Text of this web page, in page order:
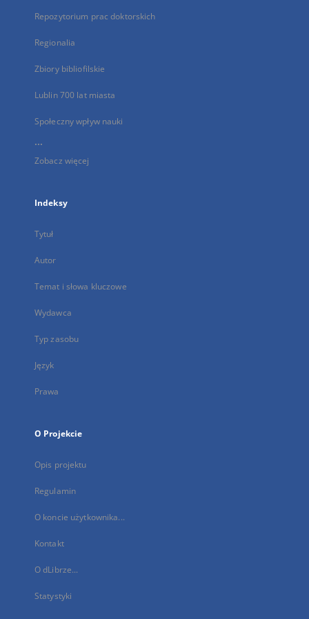
Repozytorium prac doktorskich
Regionalia
Zbiory bibliofilskie
Lublin 700 lat miasta
Społeczny wpływ nauki
...
Zobacz więcej
Indeksy
Tytuł
Autor
Temat i słowa kluczowe
Wydawca
Typ zasobu
Język
Prawa
O Projekcie
Opis projektu
Regulamin
O koncie użytkownika...
Kontakt
O dLibrze...
Statystyki